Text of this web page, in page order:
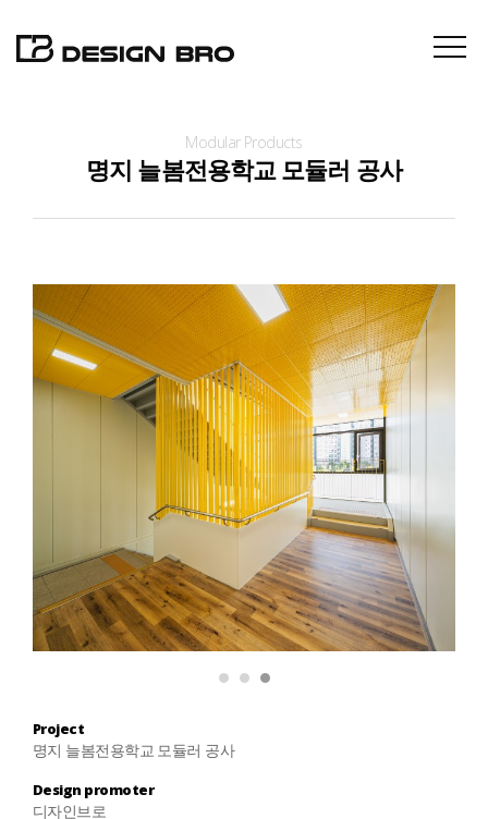
About
Contact
News
Modular Products
명지 늘봄전용학교 모듈러 공사
1 2 3
Project
명지 늘봄전용학교 모듈러 공사
Design promoter
디자인브로